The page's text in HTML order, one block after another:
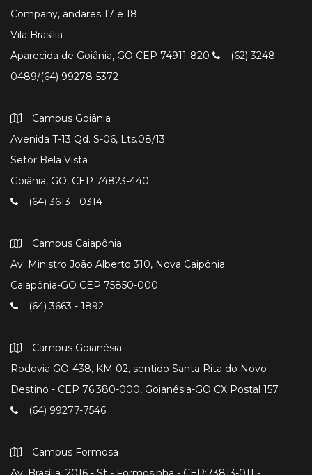
Company, andares 17 e 18
Vila Brasília
Aparecida de Goiânia, GO CEP 74911-820
(62) 3248-
0489/(64) 99278-5372
Campus Goiânia
Avenida T-13 Qd. S-06, Lts.08/13.
Setor Bela Vista
Goiânia, GO, CEP 74823-440
(64) 3613 - 0314
Campus Caiapônia
Av. Ministro João Alberto 310, Nova Caipônia
Caiapônia-GO CEP 75850-000
(64) 3663 - 1892
Campus Goianésia
Rodovia GO-438, KM 02, sentido Santa Rita do Novo
Destino - CEP 76.380-000, Goianésia-GO CX Postal 157
(64) 99277-7546
Campus Formosa